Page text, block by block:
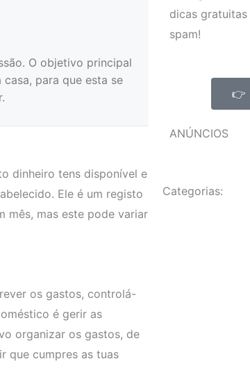
O objetivo principal
para que esta se
dinheiro tens disponível e
Ele é um registo
mês, mas este pode variar
os gastos, controlá-
é gerir as
organizar os gastos, de
que cumpres as tuas
dicas
spam!
👉
ANÚNCIOS
Categorias: